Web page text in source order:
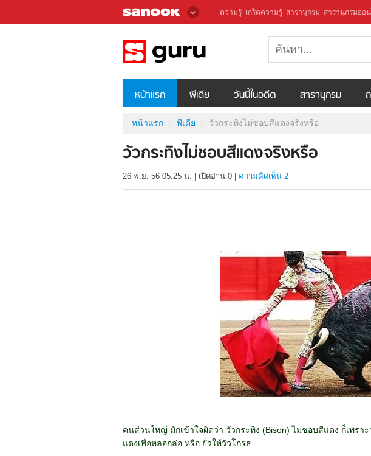
ความรู้ เกร็ดความรู้ สารานุกรม สารานุกรมออ
หน้าแรก พีเดีย วันนี้ในอดีต สารานุกรม
หน้าแรก พีเดีย วัวกระทิงไม่ชอบสีแดงจริงหรือ
วัวกระทิงไม่ชอบสีแดงจริงหรือ
26 พ.ย. 56 05.25 น. เปิดอ่าน 0 ความคิดเห็น 2
คนส่วนใหญ่ มักเข้าใจผิดว่า วัวกระทิง (Bison) ไม่ชอบสีแดง ก็เพรา
แดงเพื่อหลอกล่อ หรือ ยั่วให้วัวโกรธ